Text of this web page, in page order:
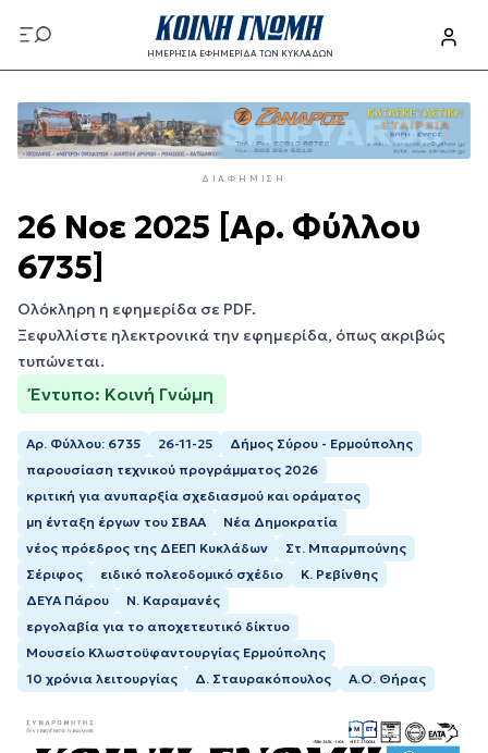
προς
το
περιεχόμενο
ΗΜΕΡΗΣΙΑ ΕΦΗΜΕΡΙΔΑ ΤΩΝ ΚΥΚΛΑΔΩΝ
προς
το
κυρίως
ΔΙΑΦΉΜΙΣΗ
26 Νοε 2025 [Αρ. Φύλλου
6735]
Ολόκληρη η εφημερίδα σε PDF.
Ξεφυλλίστε ηλεκτρονικά την εφημερίδα, όπως ακριβώς
τυπώνεται.
Έντυπο: Κοινή Γνώμη
Αρ. Φύλλου: 6735 26-11-25
Δήμος Σύρου - Ερμούπολης
παρουσίαση τεχνικού προγράμματος 2026
κριτική για ανυπαρξία σχεδιασμού και οράματος
μη ένταξη έργων του ΣΒΑΑ
Νέα Δημοκρατία
νέος πρόεδρος της ΔΕΕΠ Κυκλάδων
Στ. Μπαρμπούνης
Σέριφος
ειδικό πολεοδοµικό σχέδιο
Κ. Ρεβίνθης
ΔΕΥΑ Πάρου
Ν. Καραμανές
εργολαβία για το αποχετευτικό δίκτυο
Μουσείο Κλωστοϋφαντουργίας Ερμούπολης
10 χρόνια λειτουργίας
Δ. Σταυρακόπουλος Α.Ο. Θήρας